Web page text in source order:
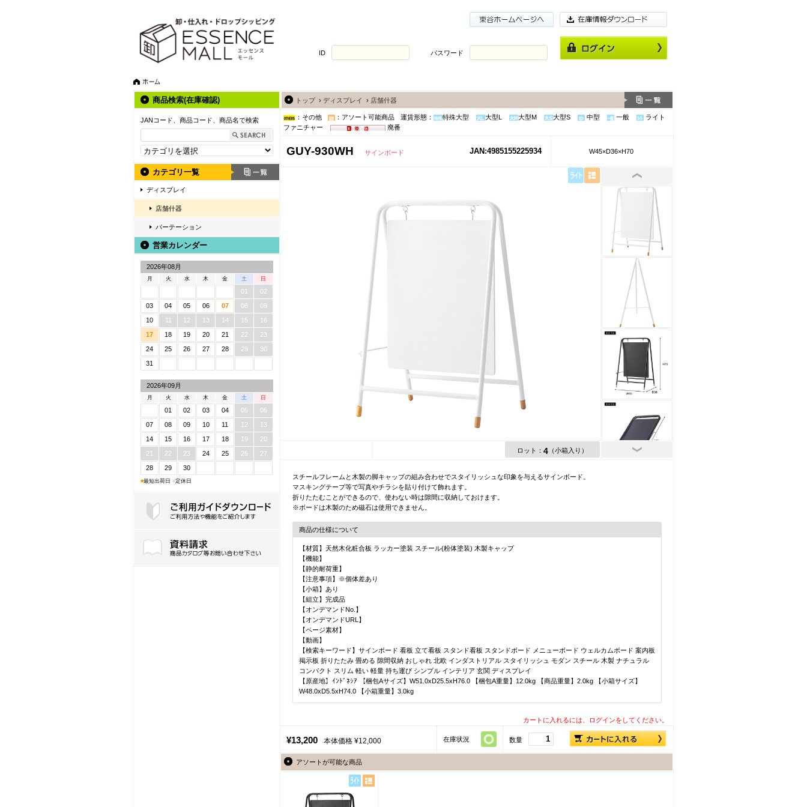
ID パスワード
商品検索(在庫確認)
JANコード、商品コード、商品名で検索
カテゴリ一覧
ディスプレイ
店舗什器
パーテーション
営業カレンダー
2026年08月
月 火 水 木 金 土 日
01
02
03
04 05 06 07 08
09
10
11 12 13 14 15
16
17
18 19 20 21 22
23
24
25 26 27 28 29
30
31
2026年09月
月 火 水 木 金 土 日
01 02 03 04 05
06
07
08 09 10 11 12
13
14
15 16 17 18 19
20
21
22 23 24 25 26
27
28
29 30
■最短出荷日 ■定休日
トップ› ディスプレイ › 店舗什器
：その他 ：アソート可能商品 運賃形態： 特殊大型 大型L 大型M 大型S 中型 一般
ライト
ファニチャー
廃番
GUY-930WH サインボード JAN:4985155225934 W45×D36×H70
ロット： 4 （小箱入り）
スチールフレームと木製の脚キャップの組み合わせでスタイリッシュな印象を与えるサインボード。
マスキングテープ等で写真やチラシを貼り付けて飾れます。
折りたたむことができるので、使わない時は隙間に収納しておけます。
※ボードは木製のため磁石は使用できません。
商品の仕様について
【材質】天然木化粧合板 ラッカー塗装 スチール(粉体塗装) 木製キャップ
【機能】
【静的耐荷重】
【注意事項】※個体差あり
【小箱】あり
【組立】完成品
【オンデマンドNo.】
【オンデマンドURL】
【ページ素材】
【動画】
【検索キーワード】サインボード 看板 立て看板 スタンド看板 スタンドボード メニューボード ウェルカムボード 案内板
掲示板 折りたたみ 畳める 隙間収納 おしゃれ 北欧 インダストリアル スタイリッシュ モダン スチール 木製 ナチュラル
コンパクト スリム 軽い 軽量 持ち運び シンプル インテリア 玄関 ディスプレイ
【原産地】ｲﾝﾄﾞﾈｼｱ 【梱包Aサイズ】W51.0xD25.5xH76.0 【梱包A重量】12.0kg 【商品重量】2.0kg 【小箱サイズ】
W48.0xD5.5xH74.0 【小箱重量】3.0kg
カートに入れるには、ログインをしてください。
¥13,200 本体価格 ¥12,000 在庫状況 数量
アソートが可能な商品